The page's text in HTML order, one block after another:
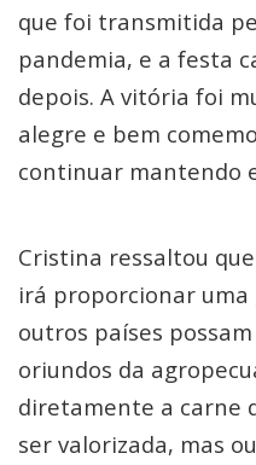
que foi transmitida
pandemia, e a festa
depois. A vitória foi
alegre e bem
continuar mantendo
Cristina ressaltou
irá proporcionar
outros países
oriundos da
diretamente a carne
ser valorizada, mas